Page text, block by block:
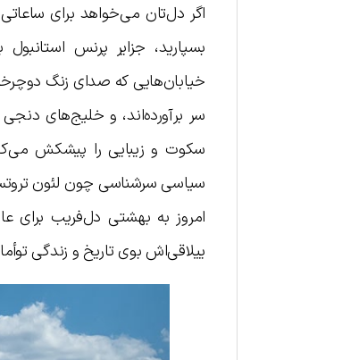
اگر دل‌تان می‌خواهد برای
بسپارید، جزایر پرنس
خیابان‌هایی که صدای زنگ
سر برآورده‌اند، و خلیج‌های
سکوت و زیبایی را پیشکش
سیاسی سرشناسی چون لئون
امروز به بهشتی دل‌فریب برای
ییلاقی‌اش بوی تاریخ و زندگی